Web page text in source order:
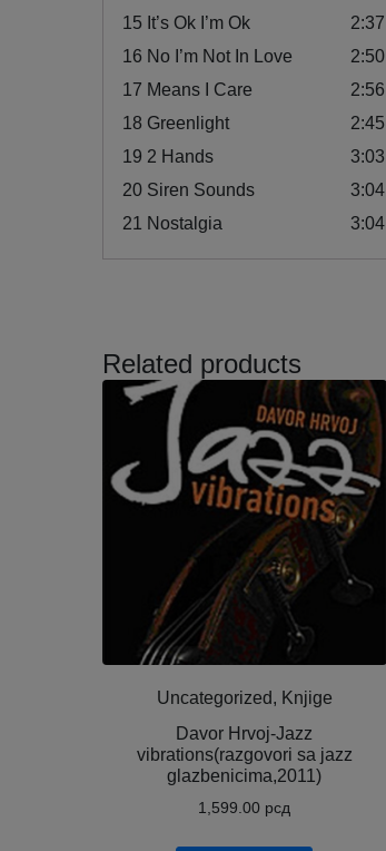
15 It’s Ok I’m Ok
2:37
16 No I’m Not In Love
2:50
17 Means I Care
2:56
18 Greenlight
2:45
19 2 Hands
3:03
20 Siren Sounds
3:04
21
Nostalgia 3:04
Related products
Uncategorized, Knjige
Davor Hrvoj-Jazz
vibrations(razgovori sa jazz
glazbenicima,2011)
1,599.00 рсд